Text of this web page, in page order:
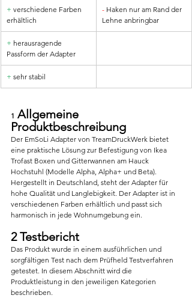
+ verschiedene Farben
erhältlich
- Haken nur am Rand der
Lehne anbringbar
+ herausragende
Passform der Adapter
+ sehr stabil
1 Allgemeine
Produktbeschreibung
Der EmSoLi Adapter von TreamDruckWerk bietet
eine praktische Lösung zur Befestigung von Ikea
Trofast Boxen und Gitterwannen am Hauck
Hochstuhl (Modelle Alpha, Alpha+ und Beta).
Hergestellt in Deutschland, steht der Adapter für
hohe Qualität und Langlebigkeit. Der Adapter ist in
verschiedenen Farben erhältlich und passt sich
harmonisch in jede Wohnumgebung ein.
2 Testbericht
Das Produkt wurde in einem ausführlichen und
sorgfältigen Test nach dem Prüfheld Testverfahren
getestet. In diesem Abschnitt wird die
Produktleistung in den jeweiligen Kategorien
beschrieben.